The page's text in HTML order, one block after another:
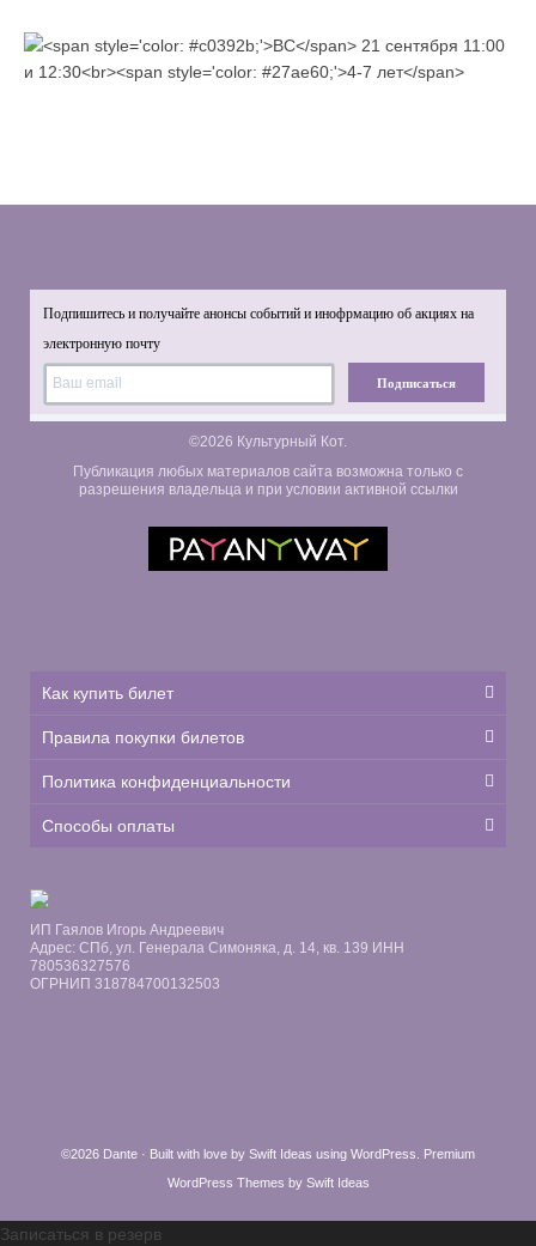
4-7 лет
Подпишитесь и получайте анонсы событий и инофрмацию об акциях на
электронную почту
Подписаться
©2026 Культурный Кот.
Публикация любых материалов сайта возможна только с
разрешения владельца и при условии активной ссылки
Как купить билет
Правила покупки билетов
Политика конфиденциальности
Способы оплаты
ИП Гаялов Игорь Андреевич
Адрес: СПб, ул. Генерала Симоняка, д. 14, кв. 139 ИНН
780536327576
ОГРНИП 318784700132503
©2026 Dante · Built with love by Swift Ideas using WordPress
Premium
WordPress Themes by Swift Ideas
Записаться в резерв